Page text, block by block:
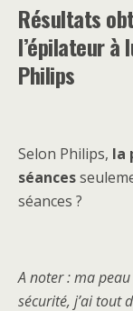
Résultats
l’épilateur à
Philips
Selon Philips, la
séances
séances ?
A noter: ma peau
sécurité, j’ai tout